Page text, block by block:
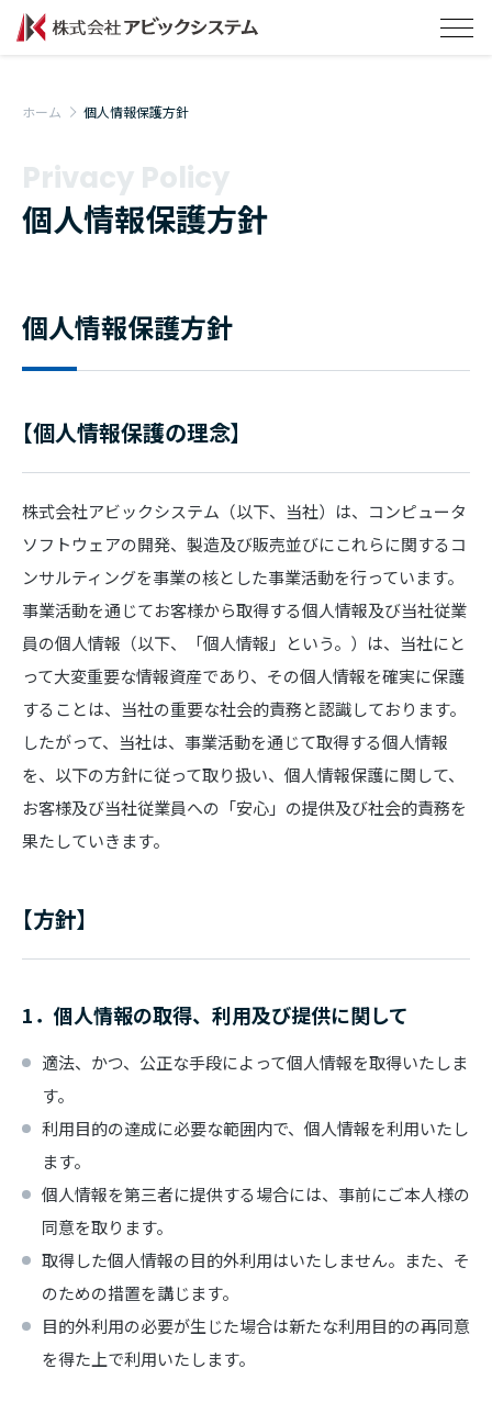
ホーム 個人情報保護方針
Privacy Policy
個人情報保護方針
個人情報保護方針
【個人情報保護の理念】
株式会社アビックシステム（以下、当社）は、コンピュータ
ソフトウェアの開発、製造及び販売並びにこれらに関するコ
ンサルティングを事業の核とした事業活動を行っています。
事業活動を通じてお客様から取得する個人情報及び当社従業
員の個人情報（以下、「個人情報」という。）は、当社にと
って大変重要な情報資産であり、その個人情報を確実に保護
することは、当社の重要な社会的責務と認識しております。
したがって、当社は、事業活動を通じて取得する個人情報
を、以下の方針に従って取り扱い、個人情報保護に関して、
お客様及び当社従業員への「安心」の提供及び社会的責務を
果たしていきます。
【方針】
1．個人情報の取得、利用及び提供に関して
適法、かつ、公正な手段によって個人情報を取得いたしま
す。
利用目的の達成に必要な範囲内で、個人情報を利用いたし
ます。
個人情報を第三者に提供する場合には、事前にご本人様の
同意を取ります。
取得した個人情報の目的外利用はいたしません。また、そ
のための措置を講じます。
目的外利用の必要が生じた場合は新たな利用目的の再同意
を得た上で利用いたします。